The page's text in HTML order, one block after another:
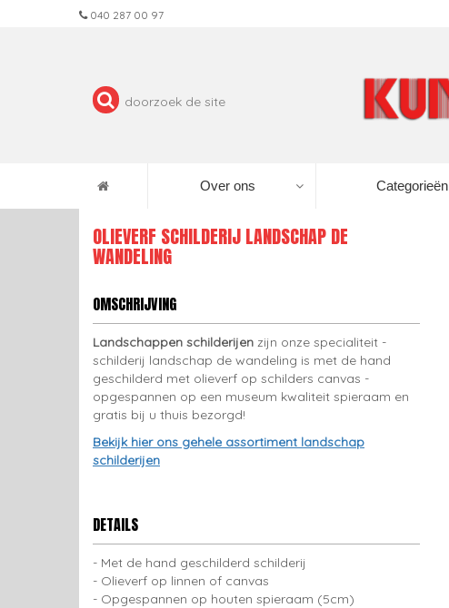
040 287 00 97
Over ons Categorieën
OLIEVERF SCHILDERIJ LANDSCHAP DE
WANDELING
OMSCHRIJVING
Landschappen schilderijen zijn onze specialiteit -
schilderij landschap de wandeling is met de hand
geschilderd met olieverf op schilders canvas -
opgespannen op een museum kwaliteit spieraam en
gratis bij u thuis bezorgd!
Bekijk hier ons gehele assortiment landschap
schilderijen
DETAILS
Met de hand geschilderd schilderij
Olieverf op linnen of canvas
Opgespannen op houten spieraam (5cm)